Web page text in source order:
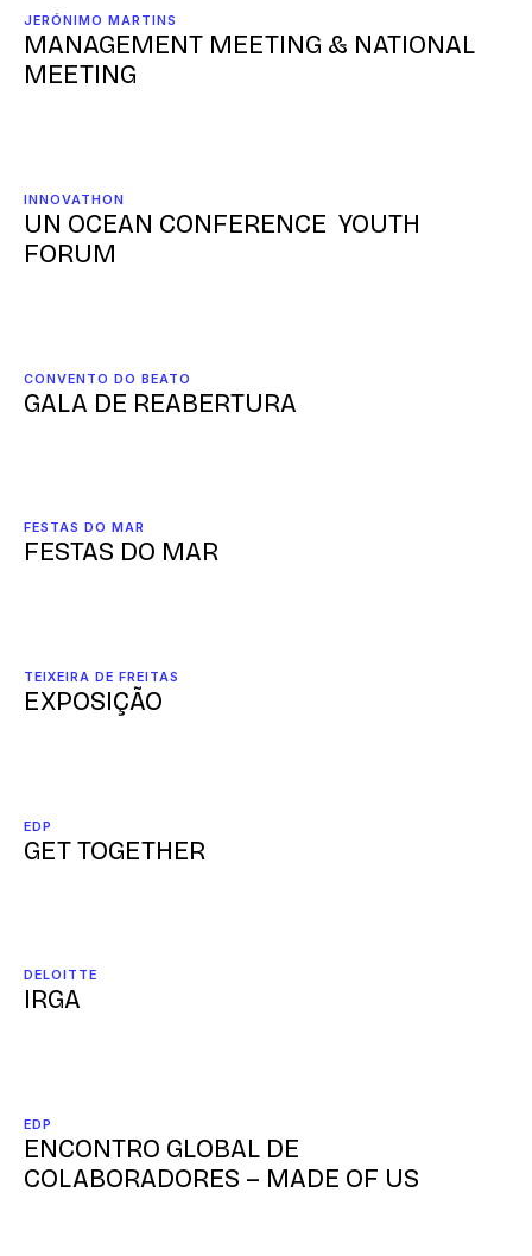
JERÓNIMO MARTINS
MANAGEMENT MEETING & NATIONAL
MEETING
INNOVATHON
UN OCEAN CONFERENCE YOUTH
FORUM
CONVENTO DO BEATO
GALA DE REABERTURA
FESTAS DO MAR
FESTAS DO MAR
TEIXEIRA DE FREITAS
EXPOSIÇÃO
EDP
GET TOGETHER
DELOITTE
IRGA
EDP
ENCONTRO GLOBAL DE
COLABORADORES – MADE OF US